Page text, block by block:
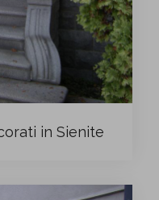
in Sienite